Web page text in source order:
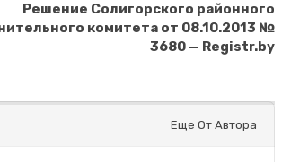
Решение Солигорского районного
комитета от 08.10.2013 №
3680 — Registr.by
Еще От Автора